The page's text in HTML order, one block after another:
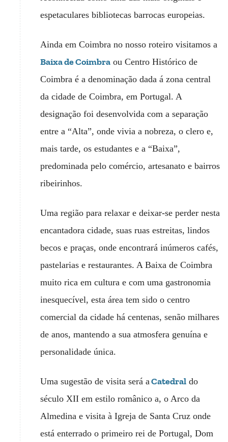
espetaculares bibliotecas barrocas europeias.
Ainda em Coimbra no nosso roteiro visitamos a
Baixa de Coimbra ou Centro Histórico de
Coimbra é a denominação dada á zona central
da cidade de Coimbra, em Portugal. A
designação foi desenvolvida com a separação
entre a “Alta”, onde vivia a nobreza, o clero e,
mais tarde, os estudantes e a “Baixa”,
predominada pelo comércio, artesanato e bairros
ribeirinhos.
Uma região para relaxar e deixar-se perder nesta
encantadora cidade, suas ruas estreitas, lindos
becos e praças, onde encontrará inúmeros cafés,
pastelarias e restaurantes. A Baixa de Coimbra
muito rica em cultura e com uma gastronomia
inesquecível, esta área tem sido o centro
comercial da cidade há centenas, senão milhares
de anos, mantendo a sua atmosfera genuína e
personalidade única.
Uma sugestão de visita será a Catedral do
século XII em estilo românico a, o Arco da
Almedina e visita à Igreja de Santa Cruz onde
está enterrado o primeiro rei de Portugal, Dom